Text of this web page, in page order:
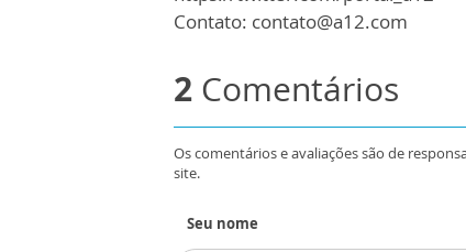
Contato: contato@a12.com
2 Comentários
Os comentários e avaliações são de
site.
Seu nome